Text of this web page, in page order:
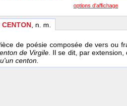
options d'affichage
CENTON , n. m.
de poésie composée de vers ou
de Virgile. Il se dit, par
centon.